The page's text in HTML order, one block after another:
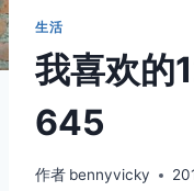
生活
我喜欢的
645
作者 bennyvicky